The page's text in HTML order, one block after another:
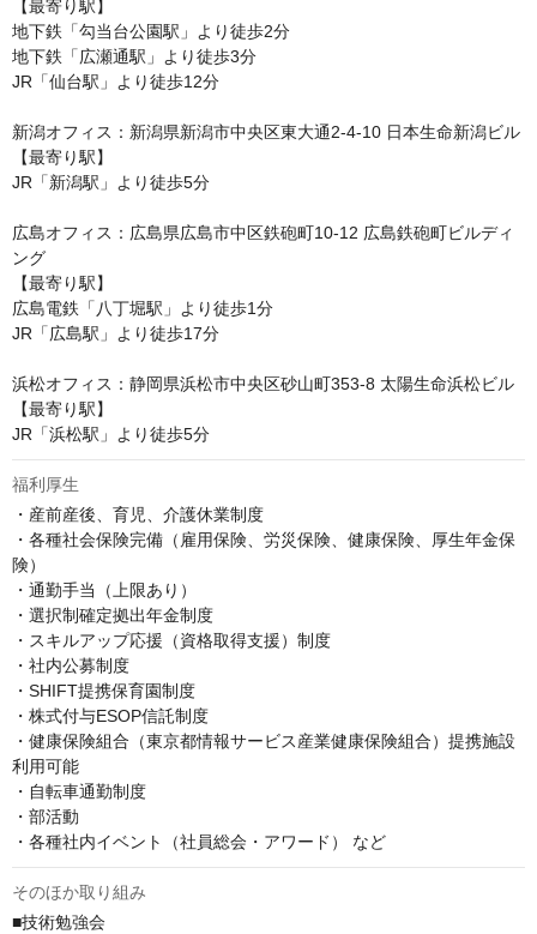
【最寄り駅】
地下鉄「勾当台公園駅」より徒歩2分
地下鉄「広瀬通駅」より徒歩3分
JR「仙台駅」より徒歩12分
新潟オフィス：新潟県新潟市中央区東大通2-4-10 日本生命新潟ビル
【最寄り駅】
JR「新潟駅」より徒歩5分
広島オフィス：広島県広島市中区鉄砲町10-12 広島鉄砲町ビルディ
ング
【最寄り駅】
広島電鉄「八丁堀駅」より徒歩1分
JR「広島駅」より徒歩17分
浜松オフィス：静岡県浜松市中央区砂山町353-8 太陽生命浜松ビル
【最寄り駅】
JR「浜松駅」より徒歩5分
福利厚生
・産前産後、育児、介護休業制度
・各種社会保険完備（雇用保険、労災保険、健康保険、厚生年金保
険）
・通勤手当（上限あり）
・選択制確定拠出年金制度
・スキルアップ応援（資格取得支援）制度
・社内公募制度
・SHIFT提携保育園制度
・株式付与ESOP信託制度
・健康保険組合（東京都情報サービス産業健康保険組合）提携施設
利用可能
・自転車通勤制度
・部活動
・各種社内イベント（社員総会・アワード） など
そのほか取り組み
■技術勉強会